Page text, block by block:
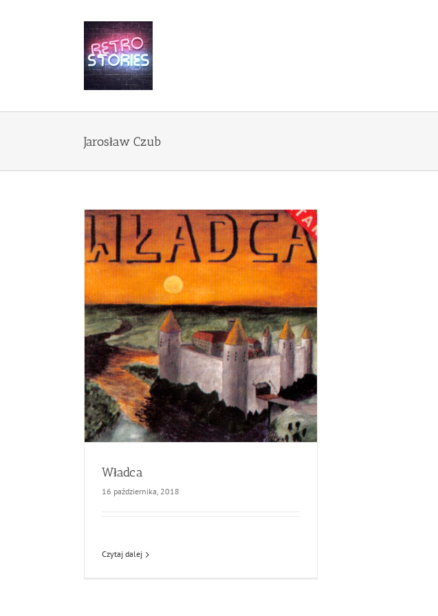
Jarosław Czub
Władca
16 października, 2018
Czytaj dalej